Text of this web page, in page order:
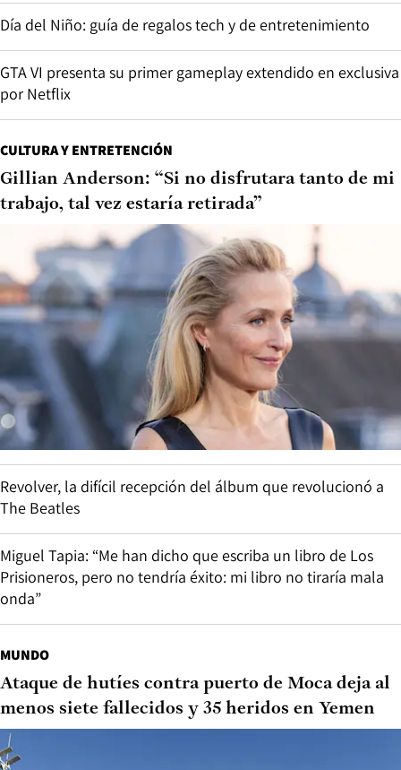
Día del Niño: guía de regalos tech y de entretenimiento
GTA VI presenta su primer gameplay extendido en exclusiva
por Netflix
CULTURA Y ENTRETENCIÓN
Gillian Anderson: “Si no disfrutara tanto de mi
trabajo, tal vez estaría retirada”
Revolver, la difícil recepción del álbum que revolucionó a
The Beatles
Miguel Tapia: “Me han dicho que escriba un libro de Los
Prisioneros, pero no tendría éxito: mi libro no tiraría mala
onda”
MUNDO
Ataque de hutíes contra puerto de Moca deja al
menos siete fallecidos y 35 heridos en Yemen